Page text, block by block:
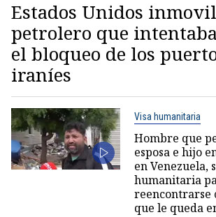
Estados Unidos
petrolero que
el bloqueo de los
iraníes
Visa humanitaria
Hombre que
esposa e hijo
en Venezuela,
humanitaria
reencontrarse
que le queda